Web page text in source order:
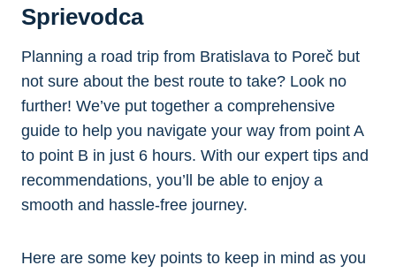
Sprievodca
Planning a road trip from Bratislava to Poreč but
not sure about the best route to take? Look no
further! We’ve put together a comprehensive
guide to help you navigate your way from point A
to point B in just 6 hours. With our expert tips and
recommendations, you’ll be able to enjoy a
smooth and hassle-free journey.
Here are some key points to keep in mind as you